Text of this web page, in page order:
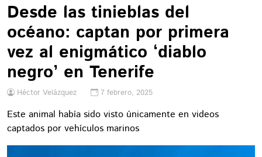
Desde las tinieblas del
océano: captan por primera
vez al enigmático ‘diablo
negro’ en Tenerife
Héctor Velázquez 7 febrero, 2025
Este animal había sido visto únicamente en videos
captados por vehículos marinos